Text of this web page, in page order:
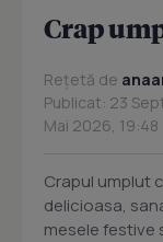
Crap
Rețetă de
Publicat: 23
Mai 2026, 19:48
Crapul umplut
delicioasa,
mesele festive